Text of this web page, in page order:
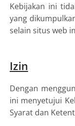
Kebijakan ini
yang
selain situs web
Izin
Dengan
ini menyetujui
Syarat dan